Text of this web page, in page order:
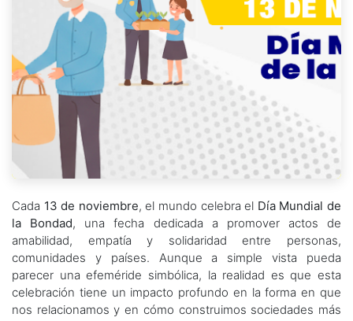
Cada 13 de noviembre, el mundo celebra el Día Mundial de
la Bondad, una fecha dedicada a promover actos de
amabilidad, empatía y solidaridad entre personas,
comunidades y países. Aunque a simple vista pueda
parecer una efeméride simbólica, la realidad es que esta
celebración tiene un impacto profundo en la forma en que
nos relacionamos y en cómo construimos sociedades más